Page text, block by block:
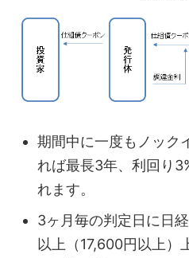
期間中に一度もノック
れば最長3年、利回り
れます。
3ヶ月毎の判定日に日
以上（17,600円以上）